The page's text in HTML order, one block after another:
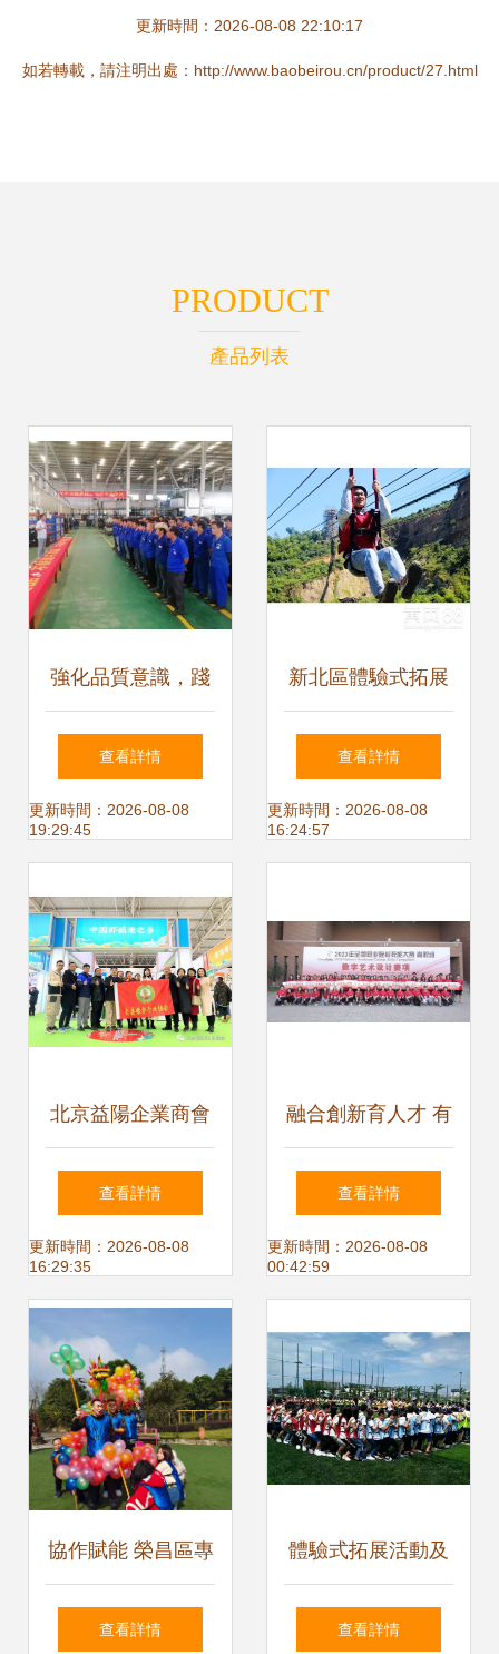
更新時間：2026-08-08 22:10:17
如若轉載，請注明出處：http://www.baobeirou.cn/product/27.html
PRODUCT
產品列表
強化品質意識，踐
行“三不”原則 十一
部油箱深圳工廠組
式拓展活動
查看詳情
更新時間：2026-08-08
19:29:45
新北區體驗式拓展
訓練與常州周邊團
建活動策劃指南
查看詳情
更新時間：2026-08-08
16:24:57
北京益陽企業商會
亮相2019湖南貧困
地區優質產品北京
產銷對接活動，創
新體驗式拓展助力
扶貧
查看詳情
更新時間：2026-08-08
16:29:35
融合創新育人才 有
道拓展數字藝術產
教融合，網易數字
正式揭牌
查看詳情
更新時間：2026-08-08
00:42:59
協作賦能 榮昌區專
業團隊戶外拓展培
查看詳情
體驗式拓展活動及
策劃 海南開業典禮
查看詳情